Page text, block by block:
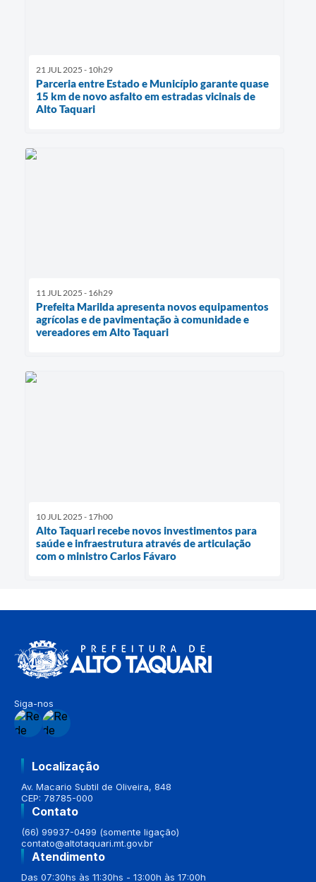
21 JUL 2025 - 10h29
Parceria entre Estado e Município garante quase
15 km de novo asfalto em estradas vicinais de
Alto Taquari
11 JUL 2025 - 16h29
Prefeita Marilda apresenta novos equipamentos
agrícolas e de pavimentação à comunidade e
vereadores em Alto Taquari
10 JUL 2025 - 17h00
Alto Taquari recebe novos investimentos para
saúde e infraestrutura através de articulação
com o ministro Carlos Fávaro
Siga-nos
Localização
Av. Macario Subtil de Oliveira, 848
CEP: 78785-000
Contato
(66) 99937-0499 (somente ligação)
contato@altotaquari.mt.gov.br
Atendimento
Das 07:30hs às 11:30hs - 13:00h às 17:00h